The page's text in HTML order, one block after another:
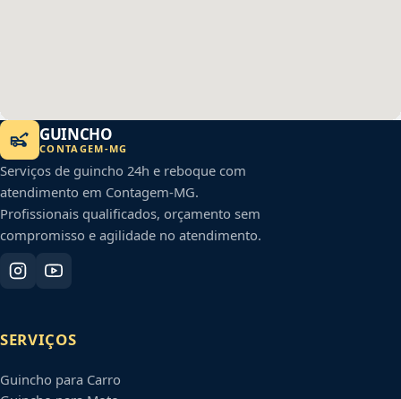
GUINCHO
CONTAGEM-MG
Serviços de guincho 24h e reboque com
atendimento em Contagem-MG.
Profissionais qualificados, orçamento sem
compromisso e agilidade no atendimento.
SERVIÇOS
Guincho para Carro